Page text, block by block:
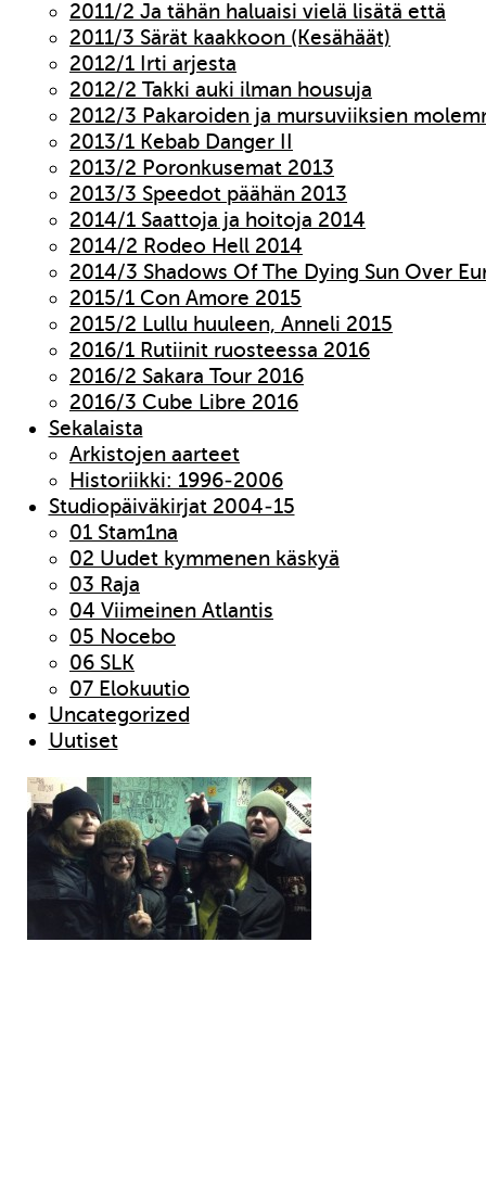
2011/2 Ja tähän haluaisi vielä lisätä että
2011/3 Särät kaakkoon (Kesähäät)
2012/1 Irti arjesta
2012/2 Takki auki ilman housuja
2012/3 Pakaroiden ja mursuviiksien
2013/1 Kebab Danger II
2013/2 Poronkusemat 2013
2013/3 Speedot päähän 2013
2014/1 Saattoja ja hoitoja 2014
2014/2 Rodeo Hell 2014
2014/3 Shadows Of The Dying Sun Over
2015/1 Con Amore 2015
2015/2 Lullu huuleen, Anneli 2015
2016/1 Rutiinit ruosteessa 2016
2016/2 Sakara Tour 2016
2016/3 Cube Libre 2016
Sekalaista
Arkistojen aarteet
Historiikki: 1996-2006
Studiopäiväkirjat 2004-15
01 Stam1na
02 Uudet kymmenen käskyä
03 Raja
04 Viimeinen Atlantis
05 Nocebo
06 SLK
07 Elokuutio
Uncategorized
Uutiset